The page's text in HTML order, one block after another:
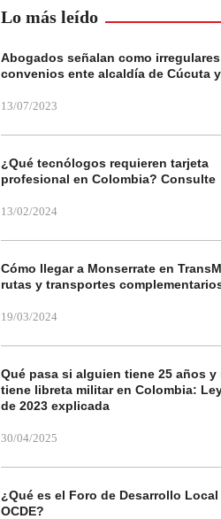
Lo más leído
Abogados señalan como irregulares
convenios ente alcaldía de Cúcuta y
13/07/2023
¿Qué tecnólogos requieren tarjeta
profesional en Colombia? Consulte
13/02/2024
Cómo llegar a Monserrate en
rutas y transportes
19/03/2024
Qué pasa si alguien tiene 25 años y
tiene libreta militar en Colombia:
de 2023 explicada
30/04/2025
¿Qué es el Foro de Desarrollo Local
OCDE?